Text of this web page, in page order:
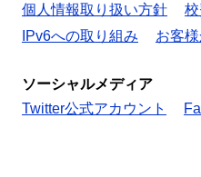
個人情報取り扱い方針
IPv6への取り組み
お客
ソーシャルメディア
Twitter公式アカウント